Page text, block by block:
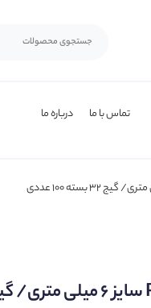
تماس با ما درباره ما